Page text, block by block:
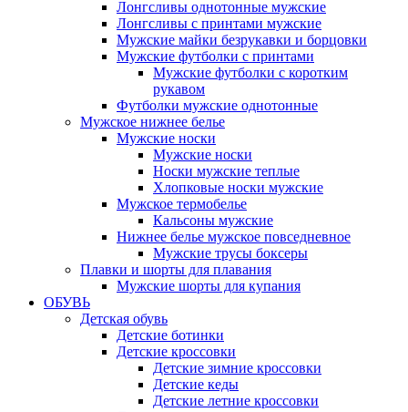
Лонгсливы однотонные мужские
Лонгсливы с принтами мужские
Мужские майки безрукавки и борцовки
Мужские футболки с принтами
Мужские футболки с коротким
рукавом
Футболки мужские однотонные
Мужское нижнее белье
Мужские носки
Мужские носки
Носки мужские теплые
Хлопковые носки мужские
Мужское термобелье
Кальсоны мужские
Нижнее белье мужское повседневное
Мужские трусы боксеры
Плавки и шорты для плавания
Мужские шорты для купания
ОБУВЬ
Детская обувь
Детские ботинки
Детские кроссовки
Детские зимние кроссовки
Детские кеды
Детские летние кроссовки